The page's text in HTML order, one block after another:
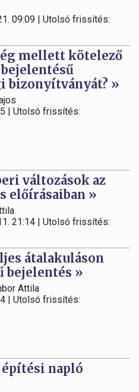
09:09 | Utolsó frissítés:
mellett kötelező
bizonyítványát? »
| Utolsó frissítés:
változások az
előírásaiban »
21:14 | Utolsó frissítés:
átalakuláson
bejelentés »
Attila
| Utolsó frissítés:
építési napló